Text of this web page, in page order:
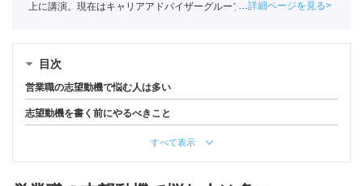
上に講演。現在はキャリアアドバイザーグループの責任者として年間
詳細ページを見る
目次
営業職の志望動機で悩む人は多い
志望動機を書く前にやるべきこと
すべて表示